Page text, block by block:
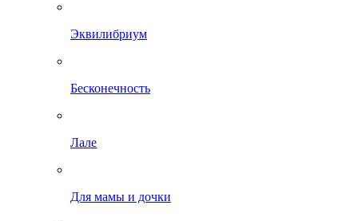
Эквилибриум
Бесконечность
Лале
Для мамы и дочки